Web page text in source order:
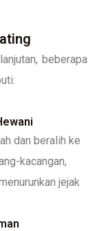
beberapa
dan beralih ke
kacangan,
jejak